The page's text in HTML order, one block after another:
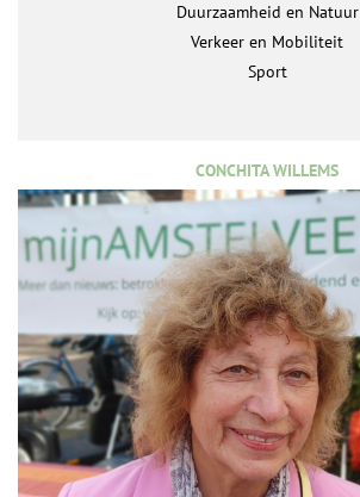
Duurzaamheid en Natuur
Verkeer en Mobiliteit
Sport
CONCHITA WILLEMS